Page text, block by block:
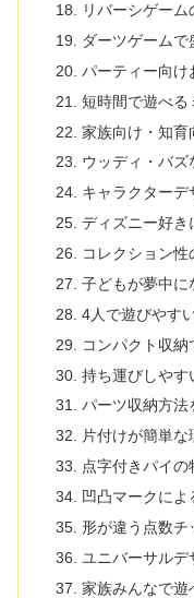
リバーシゲー
ダーツゲーム
パーティー向け
短時間で遊べる
家族向け・知育
ウッディ・バ
キャラクターデ
ディズニー好き
コレクション
子どもが夢中に
4人で遊びやす
コンパクト収
持ち運びしやす
パーツ収納方法
片付けが簡単な
点字付きパイの
凹凸マークによ
形が違う点数チ
ユニバーサルデ
家族みんなで遊